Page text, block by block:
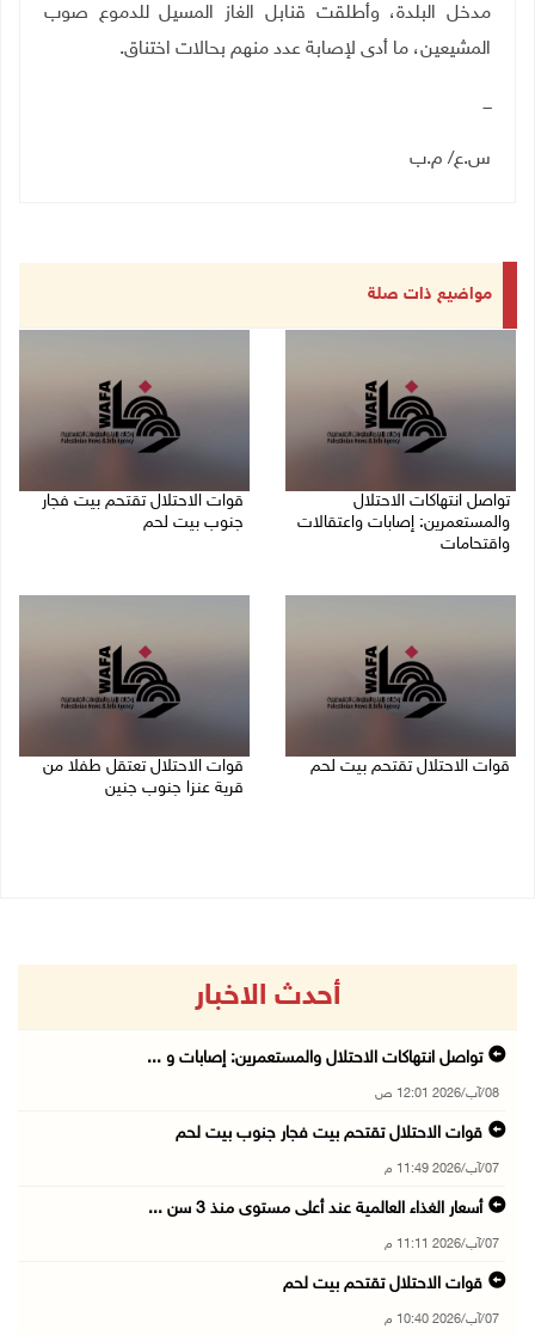
مدخل البلدة، وأطلقت قنابل الغاز المسيل للدموع صوب
المشيعين، ما أدى لإصابة عدد منهم بحالات اختناق.
ـــ
س.ع/ م.ب
مواضيع ذات صلة
تواصل انتهاكات الاحتلال
والمستعمرين: إصابات واعتقالات
واقتحامات
قوات الاحتلال تقتحم بيت فجار
جنوب بيت لحم
قوات الاحتلال تقتحم بيت لحم
قوات الاحتلال تعتقل طفلا من
قرية عنزا جنوب جنين
أحدث الاخبار
تواصل انتهاكات الاحتلال والمستعمرين: إصابات و ...
08/آب/2026 12:01 ص
قوات الاحتلال تقتحم بيت فجار جنوب بيت لحم
07/آب/2026 11:49 م
أسعار الغذاء العالمية عند أعلى مستوى منذ 3 سن ...
07/آب/2026 11:11 م
قوات الاحتلال تقتحم بيت لحم
07/آب/2026 10:40 م